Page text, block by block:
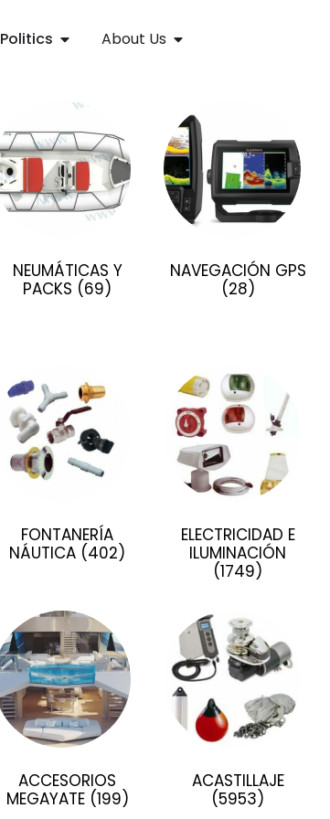
Politics About Us
NEUMÁTICAS Y
PACKS (69)
NAVEGACIÓN GPS
(28)
FONTANERÍA
NÁUTICA (402)
ELECTRICIDAD E
ILUMINACIÓN
(1749)
ACCESORIOS
MEGAYATE (199)
ACASTILLAJE
(5953)